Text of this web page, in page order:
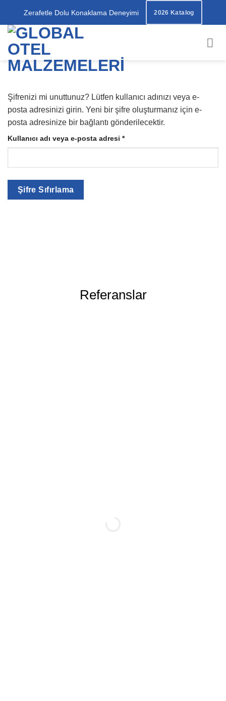
Zerafetle Dolu Konaklama Deneyimi 2026 Katalog
Şifrenizi mi unuttunuz? Lütfen kullanıcı adınızı veya e-
posta adresinizi girin. Yeni bir şifre oluşturmanız için e-
posta adresinize bir bağlantı gönderilecektir.
Kullanıcı adı veya e-posta adresi *Gerekli
Şifre Sıfırlama
Referanslar